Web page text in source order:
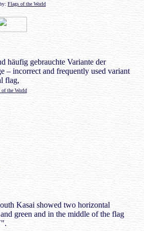
Flags of the World
häufig gebrauchte Variante der
– incorrect and frequently used variant
flag,
of the World
Kasai showed two horizontal
green and in the middle of the flag